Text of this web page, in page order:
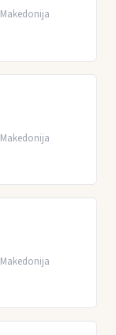
Makedonija
Makedonija
Makedonija